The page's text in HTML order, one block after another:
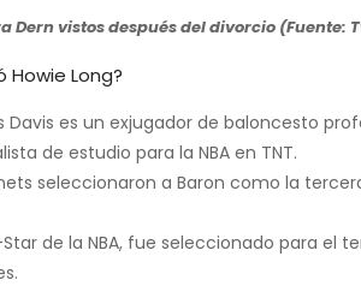
Dern vistos después del divorcio (Fuente:
Howie Long?
Davis es un exjugador de baloncesto
de estudio para la NBA en TNT.
seleccionaron a Baron como la
de la NBA, fue seleccionado para el